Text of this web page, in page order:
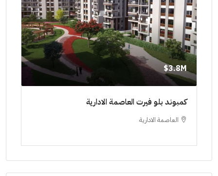
3.8M$
كمبوند بلو فيرت العاصمة الادارية
العاصمة الادارية